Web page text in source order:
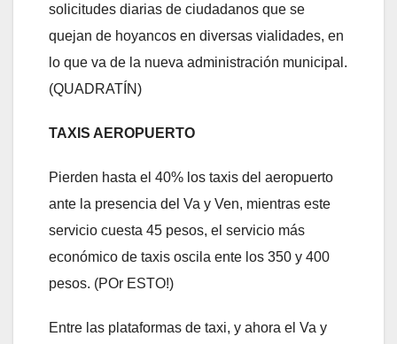
solicitudes diarias de ciudadanos que se
quejan de hoyancos en diversas vialidades, en
lo que va de la nueva administración municipal.
(QUADRATÍN)
TAXIS AEROPUERTO
Pierden hasta el 40% los taxis del aeropuerto
ante la presencia del Va y Ven, mientras este
servicio cuesta 45 pesos, el servicio más
económico de taxis oscila ente los 350 y 400
pesos. (POr ESTO!)
Entre las plataformas de taxi, y ahora el Va y